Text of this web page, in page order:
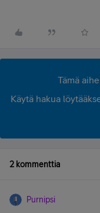
Tämä
Käytä hakua
2 kommenttia
Purnipsi